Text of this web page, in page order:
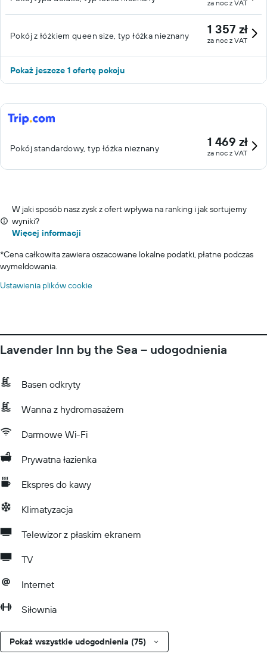
za noc z VAT
Pokój z łóżkiem queen size, typ łóżka nieznany 1 357 zł
za noc z VAT
Pokaż jeszcze 1 ofertę pokoju
Pokój standardowy, typ łóżka nieznany 1 469 zł
za noc z VAT
W jaki sposób nasz zysk z ofert wpływa na ranking i jak sortujemy
wyniki?
Więcej informacji
*Cena całkowita zawiera oszacowane lokalne podatki, płatne podczas
wymeldowania.
Ustawienia plików cookie
Lavender Inn by the Sea – udogodnienia
Basen odkryty
Wanna z hydromasażem
Darmowe Wi-Fi
Prywatna łazienka
Ekspres do kawy
Klimatyzacja
Telewizor z płaskim ekranem
TV
Internet
Siłownia
Pokaż wszystkie udogodnienia (75)